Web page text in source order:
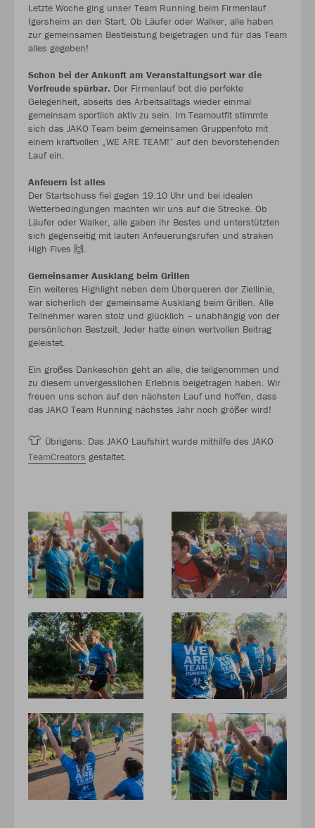
Letzte Woche ging unser Team Running beim Firmenlauf
Igersheim an den Start. Ob Läufer oder Walker, alle haben
zur gemeinsamen Bestleistung beigetragen und für das Team
alles gegeben!
Schon bei der Ankunft am Veranstaltungsort war die
Vorfreude spürbar. Der Firmenlauf bot die perfekte
Gelegenheit, abseits des Arbeitsalltags wieder einmal
gemeinsam sportlich aktiv zu sein. Im Teamoutfit stimmte
sich das JAKO Team beim gemeinsamen Gruppenfoto mit
einem kraftvollen „WE ARE TEAM!“ auf den bevorstehenden
Lauf ein.
Anfeuern ist alles
Der Startschuss fiel gegen 19.10 Uhr und bei idealen
Wetterbedingungen machten wir uns auf die Strecke. Ob
Läufer oder Walker, alle gaben ihr Bestes und unterstützten
sich gegenseitig mit lauten Anfeuerungsrufen und straken
High Fives 🙌.
Gemeinsamer Ausklang beim Grillen
Ein weiteres Highlight neben dem Überqueren der Ziellinie,
war sicherlich der gemeinsame Ausklang beim Grillen. Alle
Teilnehmer waren stolz und glücklich – unabhängig von der
persönlichen Bestzeit. Jeder hatte einen wertvollen Beitrag
geleistet.
Ein großes Dankeschön geht an alle, die teilgenommen und
zu diesem unvergesslichen Erlebnis beigetragen haben. Wir
freuen uns schon auf den nächsten Lauf und hoffen, dass
das JAKO Team Running nächstes Jahr noch größer wird!
👕 Übrigens: Das JAKO Laufshirt wurde mithilfe des JAKO
TeamCreators gestaltet.